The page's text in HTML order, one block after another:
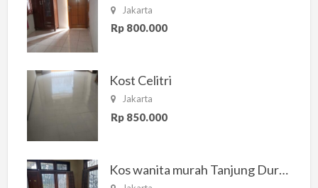
Jakarta
Rp 800.000
Kost Celitri
Jakarta
Rp 850.000
Kos wanita murah Tanjung Duren Jakarta Barat